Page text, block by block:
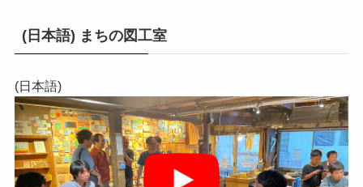
(日本語) まちの図工室
(日本語)